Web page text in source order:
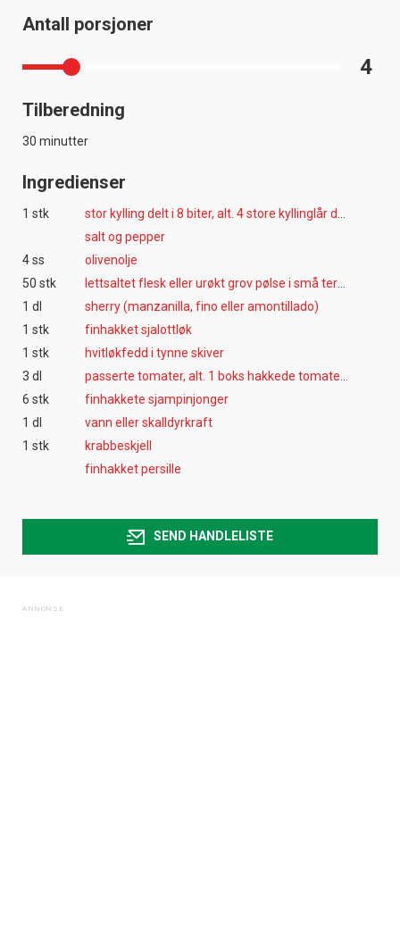
Antall porsjoner
4
Tilberedning
30 minutter
Ingredienser
1 stk
salt og pepper
4 ss
olivenolje
50 stk
1 dl
sherry (manzanilla, fino eller amontillado)
1 stk
finhakket sjalottløk
1 stk
hvitløkfedd i tynne skiver
3 dl
6 stk
finhakkete sjampinjonger
1 dl
vann eller skalldyrkraft
1 stk
krabbeskjell
finhakket persille
SEND HANDLELISTE